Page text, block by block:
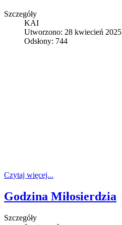
Szczegóły
KAI
Utworzono: 28 kwiecień 2025
Odsłony: 744
Czytaj więcej...
Godzina Miłosierdzia
Szczegóły